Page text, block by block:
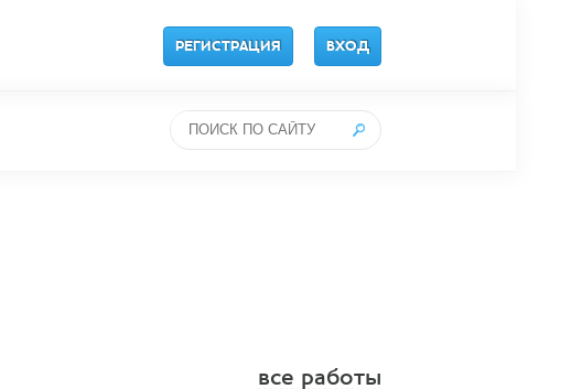
РЕГИСТРАЦИЯ ВХОД
все работы